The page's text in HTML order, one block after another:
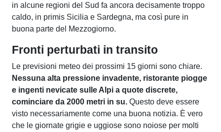
in alcune regioni del Sud fa ancora decisamente troppo
caldo, in primis Sicilia e Sardegna, ma così pure in
buona parte del Mezzogiorno.
Fronti perturbati in transito
Le previsioni meteo dei prossimi 15 giorni sono chiare.
Nessuna alta pressione invadente, ristorante piogge
e ingenti nevicate sulle Alpi a quote discrete,
cominciare da 2000 metri in su. Questo deve essere
visto necessariamente come una buona notizia. È vero
che le giornate grigie e uggiose sono noiose per molti